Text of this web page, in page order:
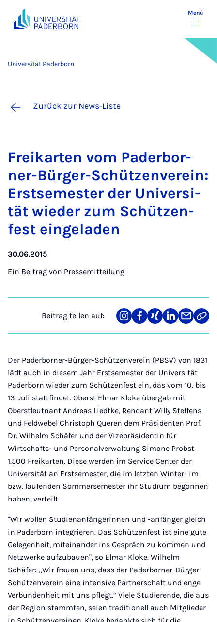
Menü
Universität Paderborn
Zurück zur News-Liste
Frei­kar­ten vom Pa­der­bor­
ner-Bür­ger-Schüt­zen­ver­ein:
Erst­se­mes­ter der Uni­ver­si­
tät wie­der zum Schüt­zen­
fest ein­ge­la­den
30.06.2015
Ein Beitrag von Pressemitteilung
Beitrag teilen auf:
Teilen
auf
Teilen
auf
Teilen
auf
Teilen
auf
Teilen
über
Mail
Link
Der Paderborner-Bürger-Schützenverein (PBSV) von 1831
lädt auch in diesem Jahr Erstsemester der Universität
Paderborn wieder zum Schützenfest ein, das vom 10. bis
13. Juli stattfindet. Oberst Elmar Kloke übergab mit
Oberstleutnant Andreas Liedtke, Rendant Willy Steffens
und Feldwebel Christoph Queren dem Präsidenten Prof.
Dr. Wilhelm Schäfer und der Vizepräsidentin für
Wirtschafts- und Personalverwaltung Simone Probst
1.500 Freikarten. Diese werden im Service Center der
Universität an Erstsemester, die im letzten Winter- im
bzw. laufenden Sommersemester ihr Studium begonnen
haben, verteilt.
"Wir wollen Studienanfängerinnen und -anfänger gleich
in Paderborn integrieren. Das Schützenfest ist eine gute
Gelegenheit, miteinander ins Gespräch zu kommen und
Netzwerke aufzubauen", so Elmar Kloke. Wilhelm
Schäfer: „Wir freuen uns, dass der Paderborner-Bürger-
Schützenverein eine intensive Partnerschaft und enge
Verbundenheit mit uns pflegt.“ Viele Studierende, die aus
der Region stammten, seien traditionell auch Mitglieder